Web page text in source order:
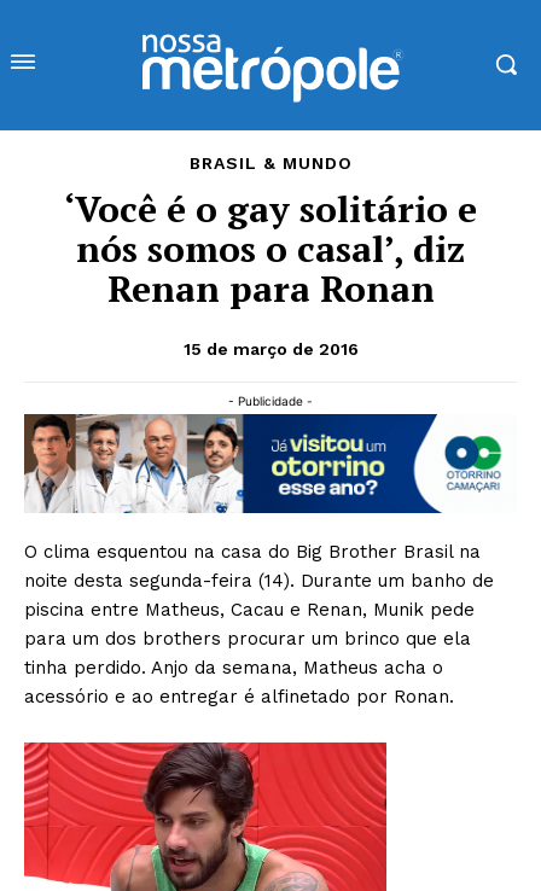
BRASIL & MUNDO
‘Você é o gay solitário e
nós somos o casal’, diz
Renan para Ronan
15 de março de 2016
- Publicidade -
O clima esquentou na casa do Big Brother Brasil na
noite desta segunda-feira (14). Durante um banho de
piscina entre Matheus, Cacau e Renan, Munik pede
para um dos brothers procurar um brinco que ela
tinha perdido. Anjo da semana, Matheus acha o
acessório e ao entregar é alfinetado por Ronan.